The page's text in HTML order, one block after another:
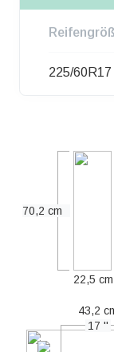
225/60R17
70,2 cm
22,5 cm
17 ''
43,2